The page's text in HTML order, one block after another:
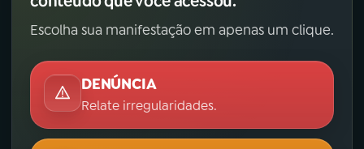
Escolha sua manifestação em apenas um clique.
DENÚNCIA
Relate irregularidades.